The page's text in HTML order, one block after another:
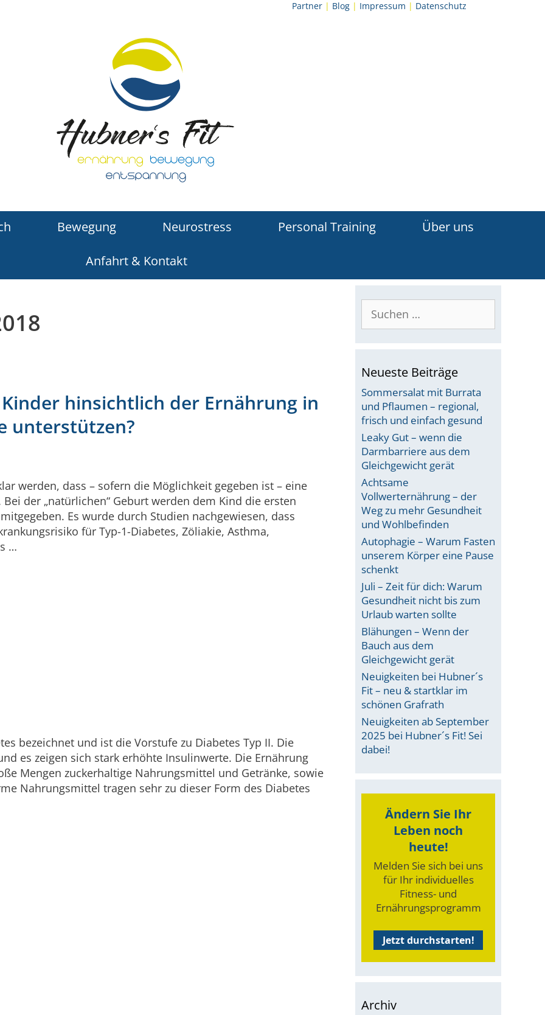
Partner| Blog| Impressum | Datenschutz
Bewegung Neurostress Personal Training Über uns
Anfahrt & Kontakt
hinsichtlich der Ernährung in
unterstützen?
werden, dass – sofern die Möglichkeit gegeben ist – eine
der „natürlichen“ Geburt werden dem Kind die ersten
Es wurde durch Studien nachgewiesen, dass
für Typ-1-Diabetes, Zöliakie, Asthma,
…
bezeichnet und ist die Vorstufe zu Diabetes Typ II. Die
es zeigen sich stark erhöhte Insulinwerte. Die Ernährung
Mengen zuckerhaltige Nahrungsmittel und Getränke, sowie
Nahrungsmittel tragen sehr zu dieser Form des Diabetes
nach:
Neueste Beiträge
Sommersalat mit Burrata
und Pflaumen – regional,
frisch und einfach gesund
Leaky Gut – wenn die
Darmbarriere aus dem
Gleichgewicht gerät
Achtsame
Vollwerternährung – der
Weg zu mehr Gesundheit
und Wohlbefinden
Autophagie – Warum Fasten
unserem Körper eine Pause
schenkt
Juli – Zeit für dich: Warum
Gesundheit nicht bis zum
Urlaub warten sollte
Blähungen – Wenn der
Bauch aus dem
Gleichgewicht gerät
Neuigkeiten bei Hubner´s
Fit – neu & startklar im
schönen Grafrath
Neuigkeiten ab September
2025 bei Hubner´s Fit! Sei
dabei!
Ändern Sie Ihr
Leben noch
heute!
Melden Sie sich bei uns
für Ihr individuelles
Fitness- und
Ernährungsprogramm
Jetzt durchstarten!
Archiv